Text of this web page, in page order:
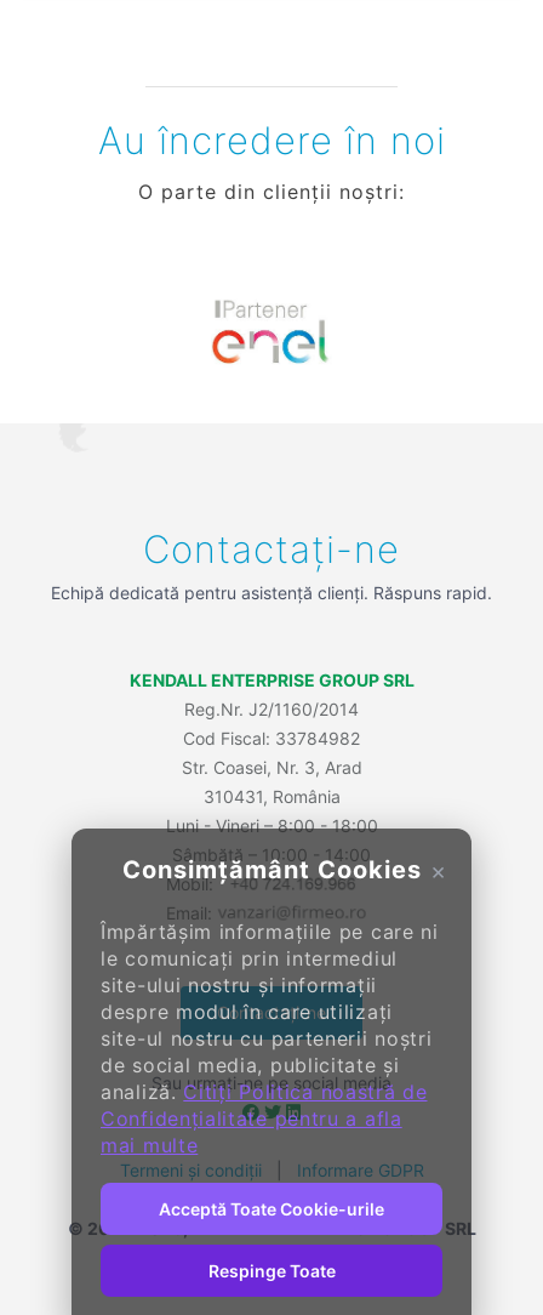
×
Consimțământ Cookies
Împărtășim informațiile pe care ni
le comunicați prin intermediul
site-ului nostru și informații
despre modul în care utilizați
site-ul nostru cu partenerii noștri
de social media, publicitate și
analiză.Citiți Politica noastră de
Confidențialitate pentru a afla
mai multe
Acceptă Toate Cookie-urile
Respinge Toate
Au încredere în noi
O parte din clienții noștri:
Contactați-ne
Echipă dedicată pentru asistență clienți. Răspuns rapid.
KENDALL ENTERPRISE GROUP SRL
Reg.Nr. J2/1160/2014
Cod Fiscal: 33784982
Str. Coasei, Nr. 3, Arad
310431, România
Luni - Vineri – 8:00 - 18:00
Sâmbătă – 10:00 - 14:00
Mobil:
Email:
Contactați-ne
Sau urmați-ne pe social media
Termeni și condiții Informare GDPR
© 2014-
2026, KENDALL ENTERPRISE GROUP SRL